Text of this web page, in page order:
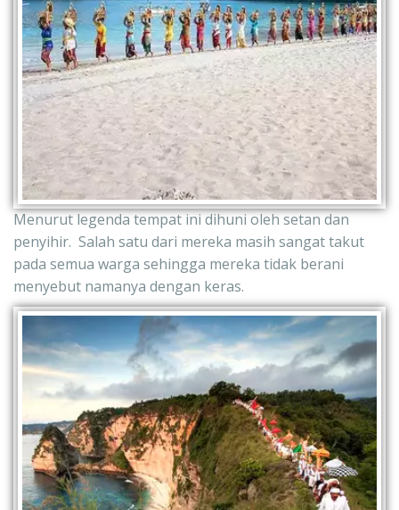
Menurut legenda tempat ini dihuni oleh setan dan
penyihir.  Salah satu dari mereka masih sangat takut
pada semua warga sehingga mereka tidak berani
menyebut namanya dengan keras.